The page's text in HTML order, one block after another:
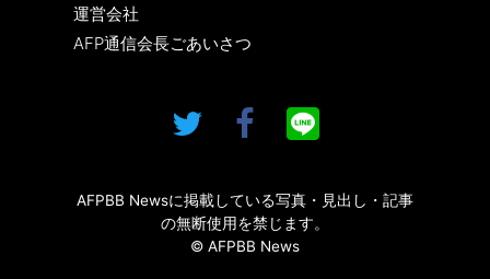
運営会社
AFP通信会長ごあいさつ
AFPBB Newsに掲載している写真・見出し・記事
の無断使用を禁じます。
© AFPBB News